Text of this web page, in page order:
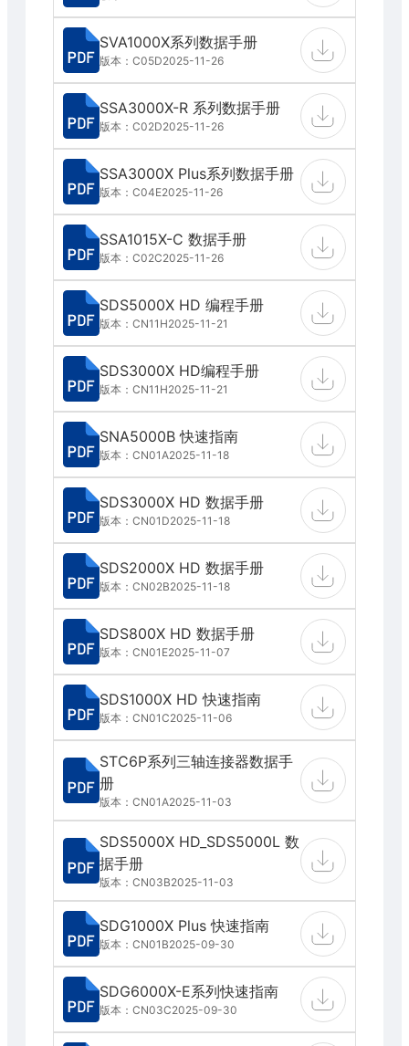
SVA1000X系列数据手册
版本：C05D2025-11-26
SSA3000X-R 系列数据手册
版本：C02D2025-11-26
SSA3000X Plus系列数据手册
版本：C04E2025-11-26
SSA1015X-C 数据手册
版本：C02C2025-11-26
SDS5000X HD 编程手册
版本：CN11H2025-11-21
SDS3000X HD编程手册
版本：CN11H2025-11-21
SNA5000B 快速指南
版本：CN01A2025-11-18
SDS3000X HD 数据手册
版本：CN01D2025-11-18
SDS2000X HD 数据手册
版本：CN02B2025-11-18
SDS800X HD 数据手册
版本：CN01E2025-11-07
SDS1000X HD 快速指南
版本：CN01C2025-11-06
STC6P系列三轴连接器数据手
册
版本：CN01A2025-11-03
SDS5000X HD_SDS5000L 数
据手册
版本：CN03B2025-11-03
SDG1000X Plus 快速指南
版本：CN01B2025-09-30
SDG6000X-E系列快速指南
版本：CN03C2025-09-30